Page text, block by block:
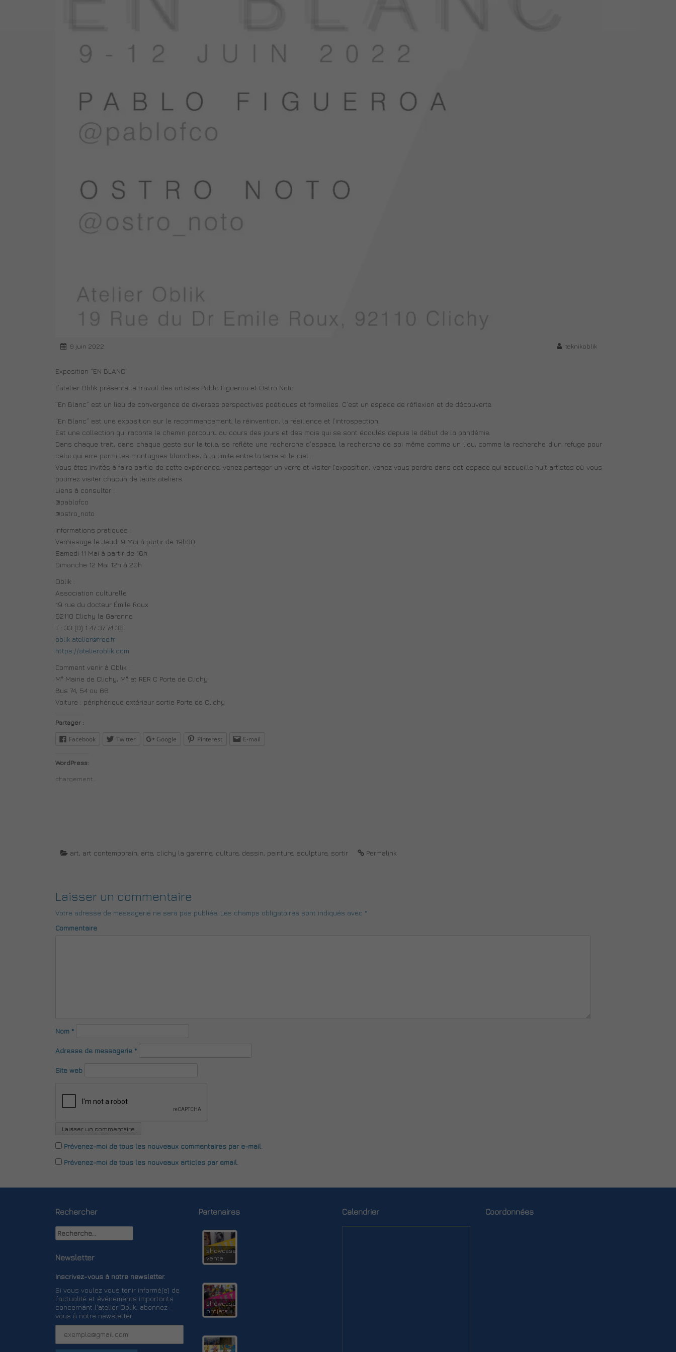
9 juin 2022 teknikoblik
Exposition “EN BLANC”
L’atelier Oblik présente le travail des artistes Pablo Figueroa et Ostro Noto
“En Blanc” est un lieu de convergence de diverses perspectives poétiques et formelles. C’est un espace de réflexion et de découverte.
“En Blanc” est une exposition sur le recommencement, la réinvention, la résilience et l’introspection.
Est une collection qui raconte le chemin parcouru au cours des jours et des mois qui se sont écoulés depuis le début de la pandémie.
Dans chaque trait, dans chaque geste sur la toile, se reflète une recherche d’espace, la recherche de soi même comme un lieu, comme la recherche d’un refuge pour
celui qui erre parmi les montagnes blanches, à la limite entre la terre et le ciel…
Vous êtes invités à faire partie de cette expérience, venez partager un verre et visiter l’exposition, venez vous perdre dans cet espace qui accueille huit artistes où vous
pourrez visiter chacun de leurs ateliers.
Liens à consulter :
@pablofco
@ostro_noto
Informations pratiques :
Vernissage le Jeudi 9 Mai à partir de 19h30
Samedi 11 Mai à partir de 16h
Dimanche 12 Mai 12h à 20h
Oblik :
Association culturelle
19 rue du docteur Émile Roux
92110 Clichy la Garenne
T : 33 (0) 1 47 37 74 38
oblik.atelier@free.fr
https://atelieroblik.com
Comment venir à Oblik :
M° Mairie de Clichy, M° et RER C Porte de Clichy
Bus 74, 54 ou 66
Voiture : périphérique extérieur sortie Porte de Clichy
Partager :
Facebook Twitter Google Pinterest E-mail
WordPress:
chargement…
art, art contemporain, arte, clichy la garenne, culture, dessin, peinture, sculpture, sortir Permalink
Laisser un commentaire
Votre adresse de messagerie ne sera pas publiée. Les champs obligatoires sont indiqués avec *
Commentaire
Nom *
Adresse de messagerie *
Site web
Prévenez-moi de tous les nouveaux commentaires par e-mail.
Prévenez-moi de tous les nouveaux articles par email.
Rechercher
Rechercher :
Newsletter
Inscrivez-vous à notre newsletter.
Si vous voulez vous tenir informé(e) de
l’actualité et événements importants
concernant l'atelier Oblik, abonnez-
vous à notre newsletter.
Partenaires
showcase-
vente
showcase-
projets
Calendrier Coordonnées